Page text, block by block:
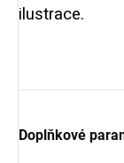
ilustrace.
Doplňkové